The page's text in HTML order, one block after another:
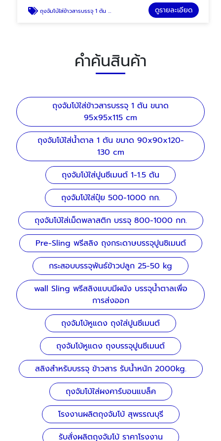
ถุงจัมโบ้ใส่ข้าวสารบรรจุ 1 ตัน ขนาด 95x95x115 cm ดูรายละเอียด
คำค้นสินค้า
ถุงจัมโบ้ใส่ข้าวสารบรรจุ 1 ตัน ขนาด
95x95x115 cm
ถุงจัมโบ้ใส่น้ำตาล 1 ตัน ขนาด 90x90x120-
130 cm
ถุงจัมโบ้ใส่ปูนซีเมนต์ 1-1.5 ตัน
ถุงจัมโบ้ใส่ปุ๋ย 500-1000 กก.
ถุงจัมโบ้ใส่เม็ดพลาสติก บรรจุ 800-1000 กก.
Pre-Sling พรีสลิง ถุงกระดาษบรรจุปูนซิเมนต์
กระสอบบรรจุพันธ์ข้าวปลูก 25-50 kg
wall Sling พรีสลิงแบบมีผนัง บรรจุน้ำตาลเพื่อ
การส่งออก
ถุงจัมโบ้หูแดง ถุงใส่ปูนซีเมนต์
ถุงจัมโบ้หูแดง ถุงบรรจุปูนซีเมนต์
สลิงสำหรับบรรจุ ข้าวสาร รับน้ำหนัก 2000kg.
ถุงจัมโบ้ใส่ผงคาร์บอนแบล็ค
โรงงานผลิตถุงจัมโบ้ สุพรรณบุรี
รับสั่งผลิตถุงจัมโบ้ ราคาโรงงาน